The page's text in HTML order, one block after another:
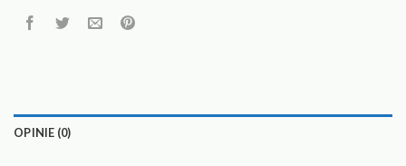
OPINIE (0)